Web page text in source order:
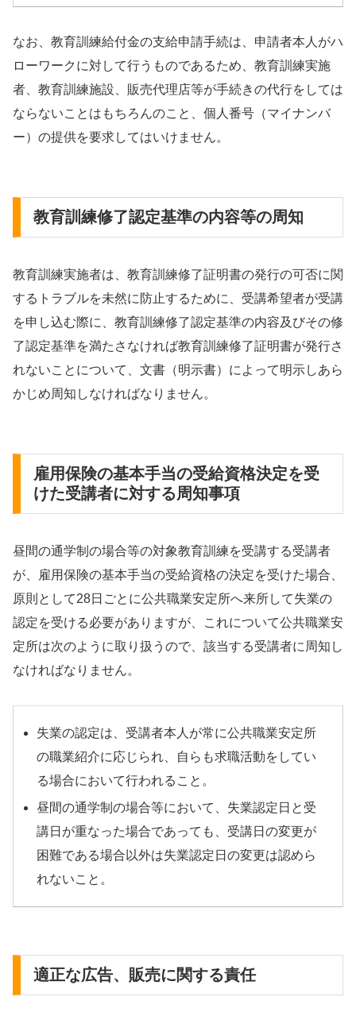
なお、教育訓練給付金の支給申請手続は、申請者本人がハ
ローワークに対して行うものであるため、教育訓練実施
者、教育訓練施設、販売代理店等が手続きの代行をしては
ならないことはもちろんのこと、個人番号（マイナンバ
ー）の提供を要求してはいけません。
教育訓練修了認定基準の内容等の周知
教育訓練実施者は、教育訓練修了証明書の発行の可否に関
するトラブルを未然に防止するために、受講希望者が受講
を申し込む際に、教育訓練修了認定基準の内容及びその修
了認定基準を満たさなければ教育訓練修了証明書が発行さ
れないことについて、文書（明示書）によって明示しあら
かじめ周知しなければなりません。
雇用保険の基本手当の受給資格決定を受
けた受講者に対する周知事項
昼間の通学制の場合等の対象教育訓練を受講する受講者
が、雇用保険の基本手当の受給資格の決定を受けた場合、
原則として28日ごとに公共職業安定所へ来所して失業の
認定を受ける必要がありますが、これについて公共職業安
定所は次のように取り扱うので、該当する受講者に周知し
なければなりません。
失業の認定は、受講者本人が常に公共職業安定所
の職業紹介に応じられ、自らも求職活動をしてい
る場合において行われること。
昼間の通学制の場合等において、失業認定日と受
講日が重なった場合であっても、受講日の変更が
困難である場合以外は失業認定日の変更は認めら
れないこと。
適正な広告、販売に関する責任